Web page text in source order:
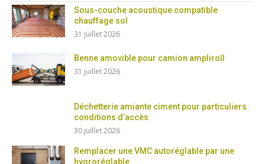
Sous-couche acoustique compatible
chauffage sol
31 juillet 2026
Benne amovible pour camion ampliroll
31 juillet 2026
Déchetterie amiante ciment pour particuliers :
conditions d’accès
30 juillet 2026
Remplacer une VMC autoréglable par une
hygroréglable